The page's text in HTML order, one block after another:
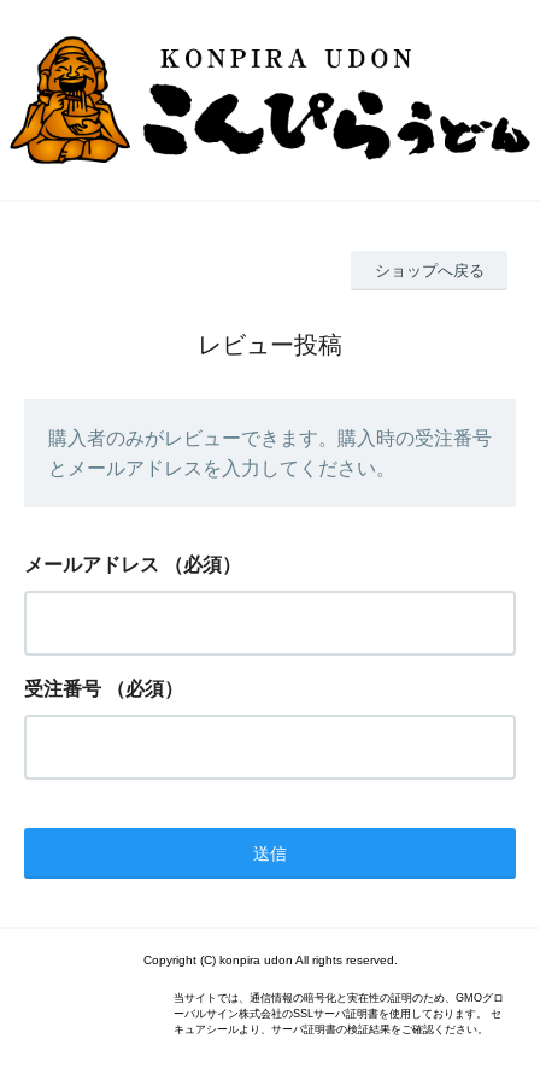
ショップへ戻る
レビュー投稿
購入者のみがレビューできます。購入時の受注番号
とメールアドレスを入力してください。
メールアドレス （必須）
受注番号 （必須）
Copyright (C) konpira udon All rights reserved.
当サイトでは、通信情報の暗号化と実在性の証明のため、GMOグロ
ーバルサイン株式会社のSSLサーバ証明書を使用しております。 セ
キュアシールより、サーバ証明書の検証結果をご確認ください。